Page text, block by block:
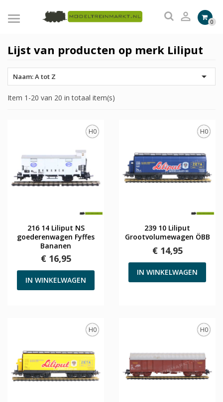
 0
Lijst van producten op merk Liliput
Naam: A tot Z 
Item 1-20 van 20 in totaal item(s)
H0
216 14 Liliput NS
goederenwagen Fyffes
Bananen
€ 16,95
IN WINKELWAGEN
H0
239 10 Liliput
Grootvolumewagen ÖBB
€ 14,95
IN WINKELWAGEN
H0 H0